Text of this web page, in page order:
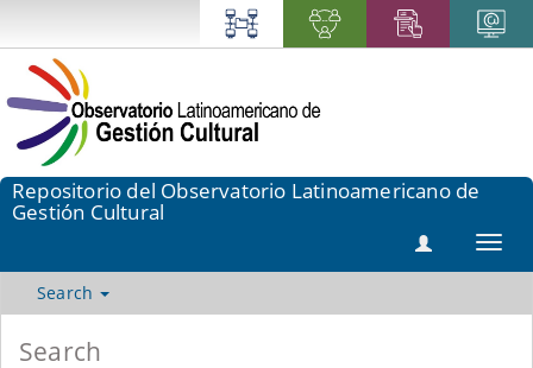
Repositorio del Observatorio Latinoamericano de
Gestión Cultural
Search
Search